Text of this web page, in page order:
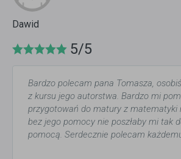
Dawid
5/5
Bardzo polecam pana Tomasza,
z kursu jego autorstwa. Bardzo mi
przygotowań do matury z matematyki
bez jego pomocy nie poszłaby mi tak
pomocą. Serdecznie polecam